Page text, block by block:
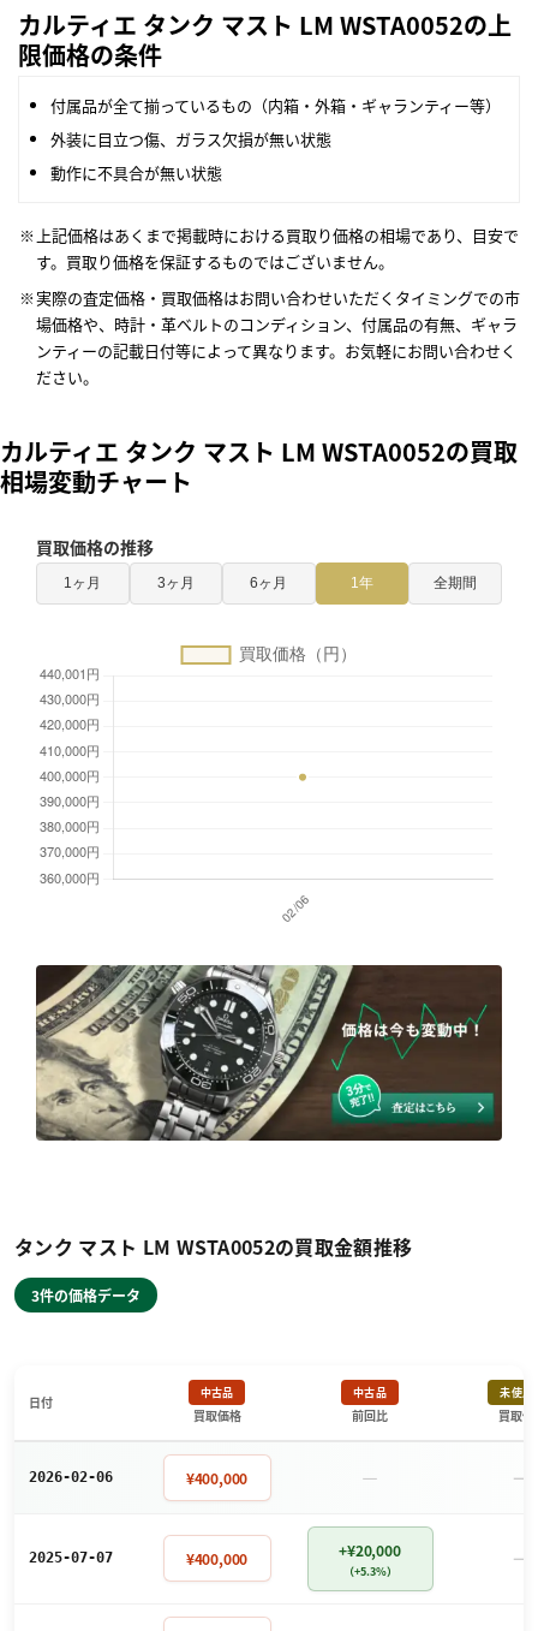
カルティエ タンク マスト LM WSTA0052の上
限価格の条件
付属品が全て揃っているもの（内箱・外箱・ギャランティー等）
外装に目立つ傷、ガラス欠損が無い状態
動作に不具合が無い状態
上記価格はあくまで掲載時における買取り価格の相場であり、目安で
す。買取り価格を保証するものではございません。
実際の査定価格・買取価格はお問い合わせいただくタイミングでの市
場価格や、時計・革ベルトのコンディション、付属品の有無、ギャラ
ンティーの記載日付等によって異なります。お気軽にお問い合わせく
ださい。
カルティエ タンク マスト LM WSTA0052の買取
相場変動チャート
買取価格の推移
1ヶ月 3ヶ月 6ヶ月 1年 全期間
タンク マスト LM WSTA0052の買取金額推移
3件の価格データ
日付
中古品
買取価格
中古品
前回比
未使用
買取価
2026-02-06 ¥400,000 － －
2025-07-07 ¥400,000 +¥20,000
（+5.3%） －